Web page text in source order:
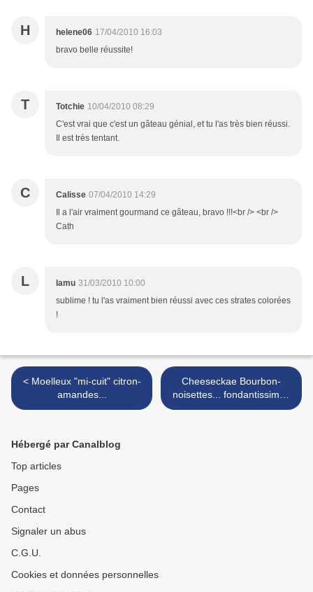
H helene06 17/04/2010 16:03
bravo belle réussite!
T Totchie 10/04/2010 08:29
C'est vrai que c'est un gâteau génial, et tu l'as très bien réussi.
Il est très tentant.
C Calisse 07/04/2010 14:29
Il a l'air vraiment gourmand ce gâteau, bravo !!!<br /> <br />
Cath
L lamu 31/03/2010 10:00
sublime ! tu l'as vraiment bien réussi avec ces strates colorées
!
< Moelleux "mi-cuit" citron-
amandes...
Cheeseckae Bourbon-
noisettes... fondantissime!!
>
Hébergé par Canalblog
Top articles
Pages
Contact
Signaler un abus
C.G.U.
Cookies et données personnelles